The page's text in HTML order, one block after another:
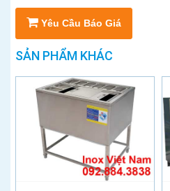
Yêu Cầu Báo Giá
SẢN PHẨM KHÁC